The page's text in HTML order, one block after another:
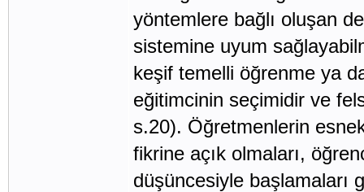
yöntemlere bağlı oluşan
sistemine uyum
keşif temelli öğrenme ya
eğitimcinin seçimidir ve
s.20). Öğretmenlerin
fikrine açık olmaları,
düşüncesiyle başlamaları